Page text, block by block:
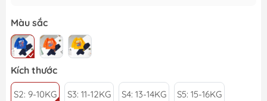
Màu sắc
Kích thước
S2: 9-10KG S3: 11-12KG S4: 13-14KG S5: 15-16KG